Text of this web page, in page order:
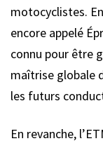
motocyclistes.
encore appelé
connu pour être
maîtrise globale
les futurs
En revanche,